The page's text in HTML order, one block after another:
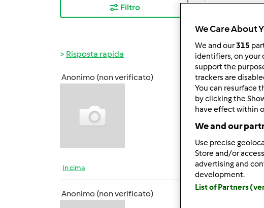
Filtro
Risposta rapida
Anonimo (non verificato)
Lun, 02/23/2015 -
Ciao a tutte, ho
entusiasta di
In cima
Anonimo (non verificato)
We Care About
We and our315
identifiers, on your
support the
trackers are
You can resurface
by clicking the
have effect within
We and our
Use precise
Store and/or
advertising and
development.
List of Partners